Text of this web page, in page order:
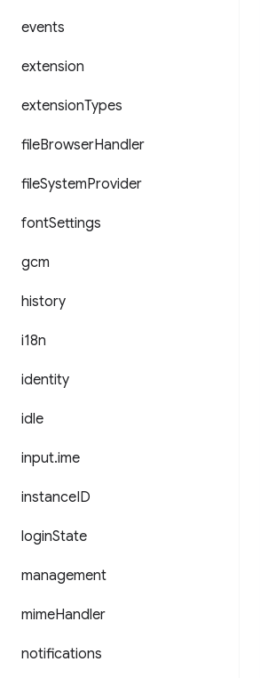
events
extension
extensionTypes
fileBrowserHandler
fileSystemProvider
fontSettings
gcm
history
i18n
identity
idle
input.ime
instanceID
loginState
management
mimeHandler
notifications